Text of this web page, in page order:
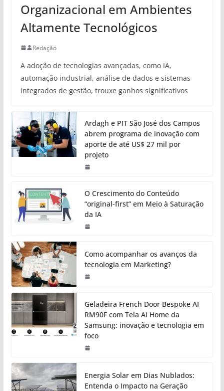
Organizacional em Ambientes
Altamente Tecnológicos
Redação
A adoção de tecnologias avançadas, como IA,
automação industrial, análise de dados e sistemas
integrados de gestão, trouxe ganhos significativos
Ardagh e PIT São José dos Campos
abrem programa de inovação com
aporte de até US$ 27 mil por
projeto
O Crescimento do Conteúdo
“original-first” em Meio à Saturação
da IA
Como acompanhar os avanços da
tecnologia em Marketing?
Geladeira French Door Bespoke AI
RM90F com Tela AI Home da
Samsung: inovação e tecnologia em
foco
Energia Solar em Dias Nublados:
Entenda o Impacto na Geração